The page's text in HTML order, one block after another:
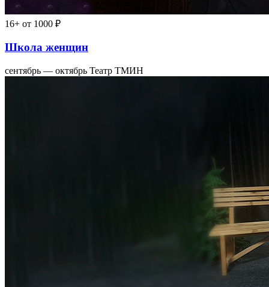
16+ от 1000 ₽
Школа женщин
сентябрь — октябрь Театр ТМИН